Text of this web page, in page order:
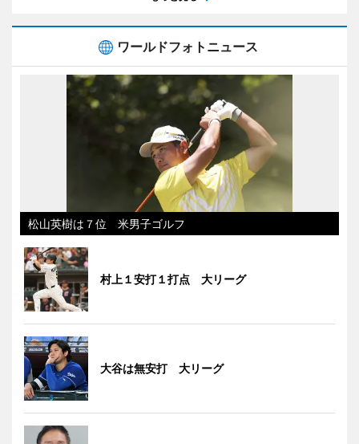
ワールドフォトニュース
松山英樹は７位 米男子ゴルフ
村上１安打１打点 大リーグ
大谷は無安打 大リーグ